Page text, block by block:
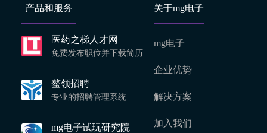
产品和服务
医药之梯人才网
免费发布职位并下载简历
鳌领招聘
专业的招聘管理系统
mg电子试玩研究院
关于mg电子
mg电子
企业优势
解决方案
加入我们